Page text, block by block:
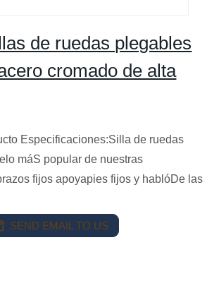
de ruedas plegables
cromado de alta
Especificaciones:Silla de ruedas
máS popular de nuestras
fijos apoyapies fijos y hablóDe las
SEND EMAIL TO US